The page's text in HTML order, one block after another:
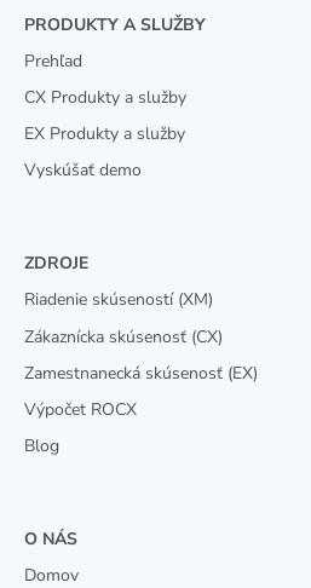
PRODUKTY A SLUŽBY
Prehľad
CX Produkty a služby
EX Produkty a služby
Vyskúšať demo
ZDROJE
Riadenie skúseností (XM)
Zákaznícka skúsenosť (CX)
Zamestnanecká skúsenosť (EX)
Výpočet ROCX
Blog
O NÁS
Domov